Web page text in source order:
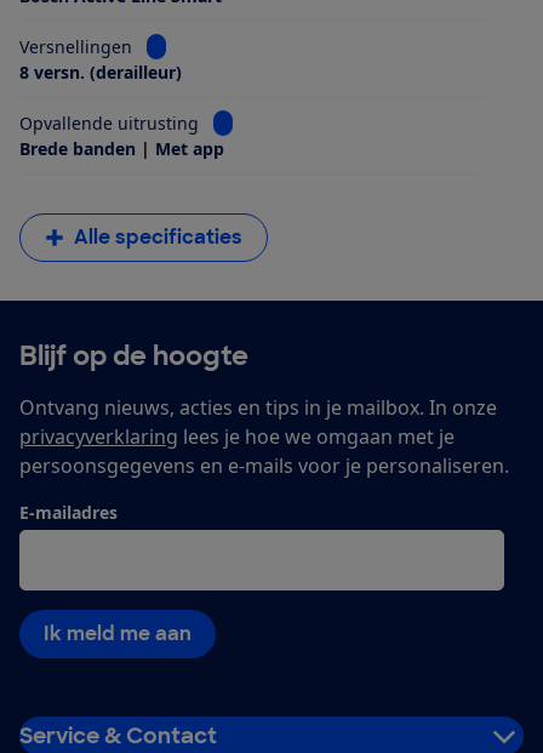
Versnellingen
Bekijk informatie voor Versnellingen
8 versn. (derailleur)
Opvallende uitrusting
Bekijk informatie voor Opvallende
Brede banden | Met app
Alle specificaties
Blijf op de hoogte
Ontvang nieuws, acties en tips in je mailbox. In onze
privacyverklaring lees je hoe we omgaan met je
persoonsgegevens en e-mails voor je personaliseren.
E-mailadres
Ik meld me aan
Service & Contact